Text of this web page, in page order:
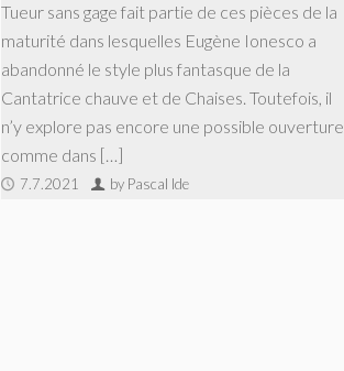
Tueur sans gage fait partie de ces pièces de la
maturité dans lesquelles Eugène Ionesco a
abandonné le style plus fantasque de la
Cantatrice chauve et de Chaises. Toutefois, il
n’y explore pas encore une possible ouverture
comme dans […]
7.7.2021 by Pascal Ide